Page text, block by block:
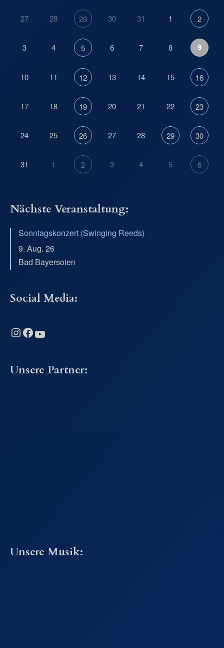
27 28 29 30 31 1 2
3 4 5 6 7 8 9
10 11 12 13 14 15 16
17 18 19 20 21 22 23
24 25 26 27 28 29 30
31 1 2 3 4 5 6
Nächste Veranstaltung:
Sonntagskonzert (Swinging Reeds)
9. Aug. 26
Bad Bayersoien
Social Media:
Instagram Facebook YouTube
Unsere Partner:
Unsere Musik: